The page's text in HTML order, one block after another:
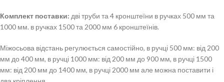
Комплект поставки: дві труби та 4 кронштеїни в ручках 500 мм та
1000 мм. в ручках 1500 та 2000 мм 6 кронштеїнів.
Міжосьова відстань регулюється самостійно, в ручці 500 мм: від 200
мм до 400 мм, в ручці 1000 мм: від 200 мм до 900 мм, в ручці 1500
мм: від 200 мм до 1400 мм, в ручці 2000 мм але можна поставити і